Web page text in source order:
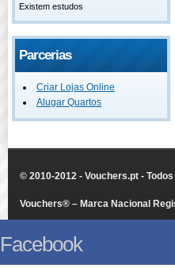
Existem estudos
Parcerias
Criar Lojas Online
Alugar Quartos
© 2010-2012 - Vouchers.pt -
Vouchers® – Marca Nacional
Facebook